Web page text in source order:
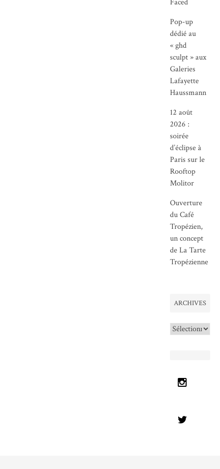
Faced
Pop-up
dédié au
« ghd
sculpt » aux
Galeries
Lafayette
Haussmann
12 août
2026 :
soirée
d’éclipse à
Paris sur le
Rooftop
Molitor
Ouverture
du Café
Tropézien,
un concept
de La Tarte
Tropézienne
ARCHIVES
Archives